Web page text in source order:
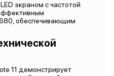
экраном с частотой
обеспечивающим
11 демонстрирует